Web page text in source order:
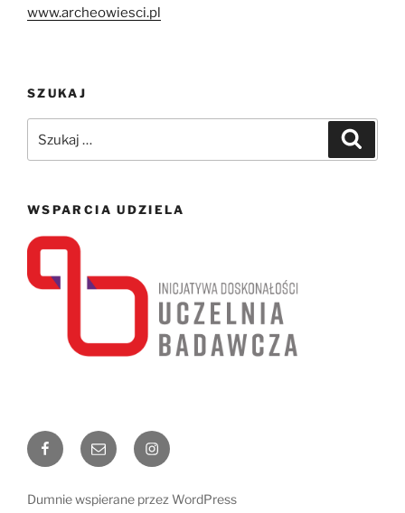
www.archeowiesci.pl
SZUKAJ
WSPARCIA UDZIELA
FacebookEmail Instagram
Dumnie wspierane przez WordPress